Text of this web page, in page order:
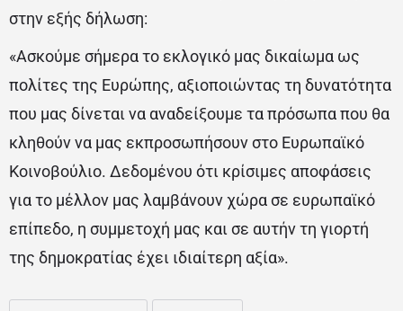
στην εξής δήλωση:
«Ασκούμε σήμερα το εκλογικό μας δικαίωμα ως
πολίτες της Ευρώπης, αξιοποιώντας τη δυνατότητα
που μας δίνεται να αναδείξουμε τα πρόσωπα που θα
κληθούν να μας εκπροσωπήσουν στο Ευρωπαϊκό
Κοινοβούλιο. Δεδομένου ότι κρίσιμες αποφάσεις
για το μέλλον μας λαμβάνουν χώρα σε ευρωπαϊκό
επίπεδο, η συμμετοχή μας και σε αυτήν τη γιορτή
της δημοκρατίας έχει ιδιαίτερη αξία».